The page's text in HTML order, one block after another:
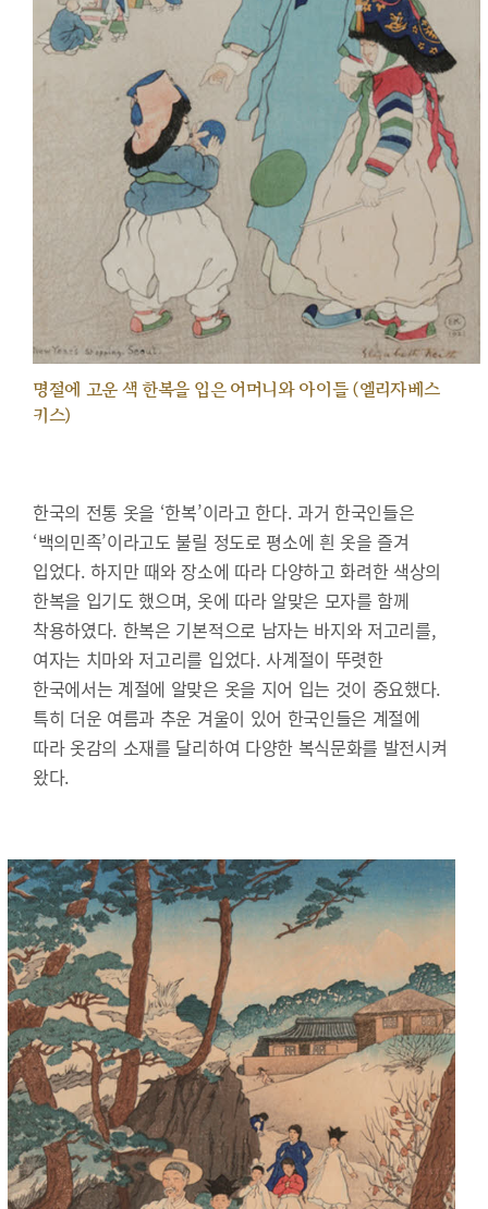
명절에 고운 색 한복을 입은 어머니와 아이들 (엘리자베스
키스)
한국의 전통 옷을 ‘한복’이라고 한다. 과거 한국인들은
‘백의민족’이라고도 불릴 정도로 평소에 흰 옷을 즐겨
입었다. 하지만 때와 장소에 따라 다양하고 화려한 색상의
한복을 입기도 했으며, 옷에 따라 알맞은 모자를 함께
착용하였다. 한복은 기본적으로 남자는 바지와 저고리를,
여자는 치마와 저고리를 입었다. 사계절이 뚜렷한
한국에서는 계절에 알맞은 옷을 지어 입는 것이 중요했다.
특히 더운 여름과 추운 겨울이 있어 한국인들은 계절에
따라 옷감의 소재를 달리하여 다양한 복식문화를 발전시켜
왔다.